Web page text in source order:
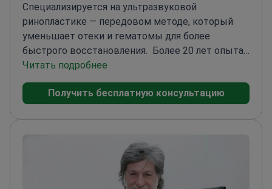
Специализируется на ультразвуковой
ринопластике — передовом методе, который
уменьшает отеки и гематомы для более
быстрого восстановления.
Более 20 лет опыта
в эстетической и реконструктивной
челюстно-лицевой хирургии в больнице Villa
университетаЧлен Европейского общества
Читать подробнее
Получить бесплатную консультацию